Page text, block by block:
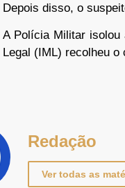
Depois disso, o
A Polícia Militar isolou
Legal (IML) recolheu
Redação
Ver todas as